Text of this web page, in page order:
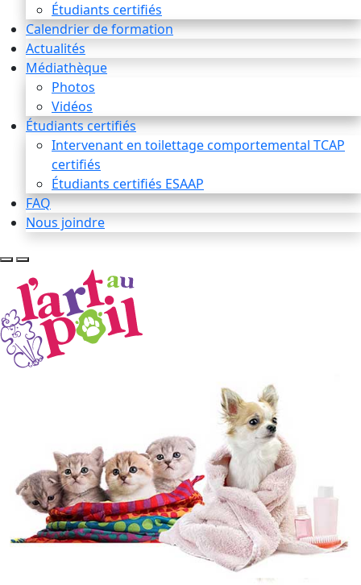
Étudiants certifiés
Calendrier de formation
Actualités
Médiathèque
Photos
Vidéos
Étudiants certifiés
Intervenant en toilettage comportemental TCAP
certifiés
Étudiants certifiés ESAAP
FAQ
Nous joindre